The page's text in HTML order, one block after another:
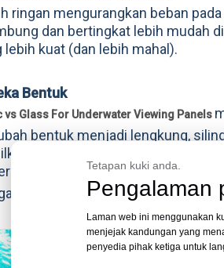
ringan mengurangkan beban
dan bertingkat lebih mudah
lebih kuat (dan lebih mahal).
Bentuk
vs Glass For Underwater Viewing Panels
bentuk menjadi lengkung,
panel lancar sehingga 10m ×
155 meter (Shanghai
dan sukar untuk melengkung
Tetapan kuki anda.
Pengalaman
Laman web ini menggunakan
menjejak kandungan yang
penyedia pihak ketiga untuk